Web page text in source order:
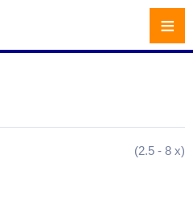
(2.5 - 8 x)
≡